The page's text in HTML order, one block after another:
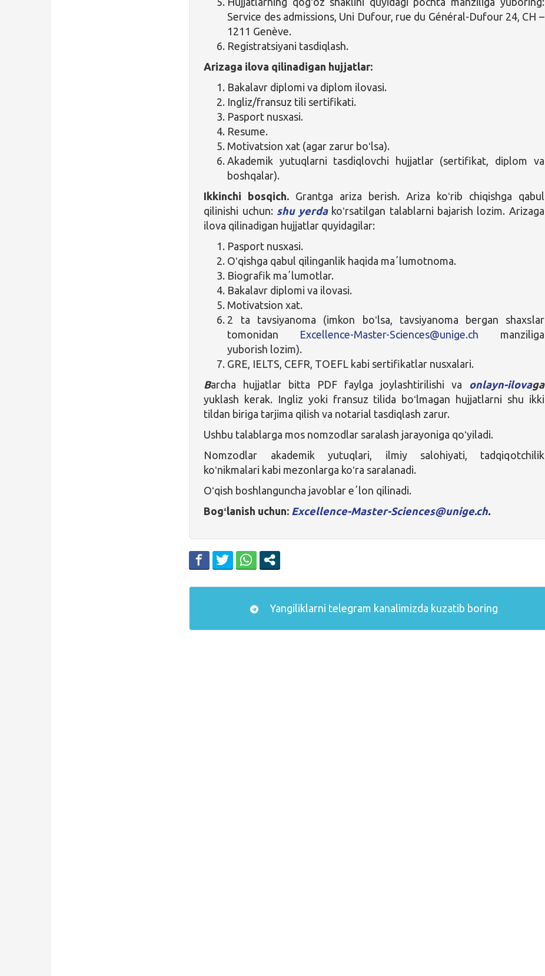
Service des admissions, Uni Dufour, rue du Général-Dufour 24, CH –
1211 Genève.
Registratsiyani tasdiqlash.
Arizaga ilova qilinadigan hujjatlar:
Bakalavr diplomi va diplom ilovasi.
Ingliz/fransuz tili sertifikati.
Pasport nusxasi.
Resume.
Motivatsion xat (agar zarur boʻlsa).
Akademik yutuqlarni tasdiqlovchi hujjatlar (sertifikat, diplom va
boshqalar).
Ikkinchi bosqich. Grantga ariza berish. Ariza koʻrib chiqishga qabul
qilinishi uchun: shu yerdakoʻrsatilgan talablarni bajarish lozim. Arizaga
ilova qilinadigan hujjatlar quyidagilar:
Pasport nusxasi.
Oʻqishga qabul qilinganlik haqida maʼlumotnoma.
Biografik maʼlumotlar.
Bakalavr diplomi va ilovasi.
Motivatsion xat.
2 ta tavsiyanoma (imkon boʻlsa, tavsiyanoma bergan shaxslar
tomonidan Excellence-Master-Sciences@unige.ch manziliga
yuborish lozim).
GRE, IELTS, CEFR, TOEFL kabi sertifikatlar nusxalari.
Barcha hujjatlar bitta PDF faylga joylashtirilishi va onlayn-ilovaga
yuklash kerak. Ingliz yoki fransuz tilida boʻlmagan hujjatlarni shu ikki
tildan biriga tarjima qilish va notarial tasdiqlash zarur.
Ushbu talablarga mos nomzodlar saralash jarayoniga qoʻyiladi.
Nomzodlar akademik yutuqlari, ilmiy salohiyati, tadqiqotchilik
koʻnikmalari kabi mezonlarga koʻra saralanadi.
Oʻqish boshlanguncha javoblar eʼlon qilinadi.
Bogʻlanish uchun: Excellence-Master-Sciences@unige.ch.
Yangiliklarni telegram kanalimizda kuzatib boring